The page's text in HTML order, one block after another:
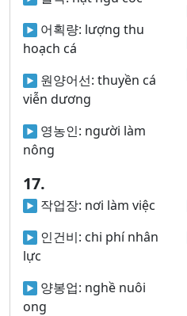
어획량: lượng thu
hoạch cá
원양어선: thuyền cá
viễn dương
영농인: người làm
nông
17.
작업장: nơi làm việc
인건비: chi phí nhân
lực
양봉업: nghề nuôi
ong